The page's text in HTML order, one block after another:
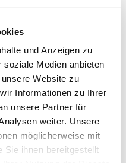
und Anzeigen zu
soziale Medien anbieten
Website zu
Informationen zu Ihrer
unsere Partner für
weiter. Unsere
möglicherweise mit
Sie ihnen bereitgestellt